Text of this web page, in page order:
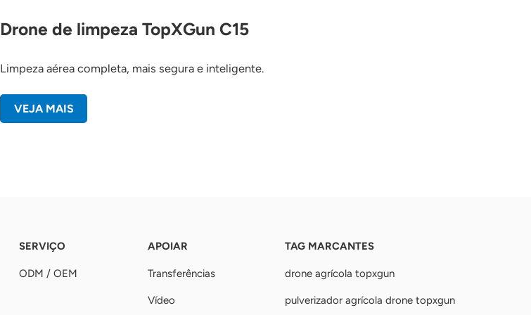
Drone de limpeza TopXGun C15
Limpeza aérea completa, mais segura e inteligente.
VEJA MAIS
SERVIÇO
ODM / OEM
APOIAR
Transferências
Vídeo
TAG MARCANTES
drone agrícola topxgun
pulverizador agrícola drone topxgun